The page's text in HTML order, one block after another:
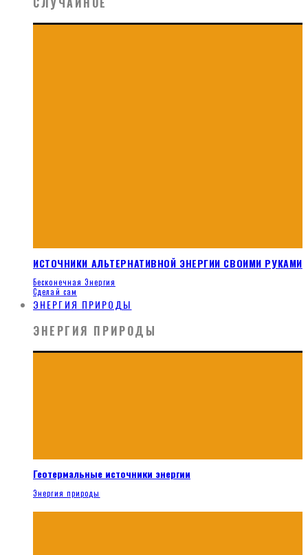
ИСТОЧНИКИ АЛЬТЕРНАТИВНОЙ ЭНЕРГИИ СВОИМИ РУКАМИ
Бесконечная Энергия
Сделай сам
ЭНЕРГИЯ ПРИРОДЫ
ЭНЕРГИЯ ПРИРОДЫ
Геотермальные источники энергии
Энергия природы